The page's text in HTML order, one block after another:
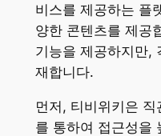
비스를 제공하는 플
양한 콘텐츠를 제공
기능을 제공하지만,
재합니다.
먼저, 티비위키은
를 통하여 접근성을